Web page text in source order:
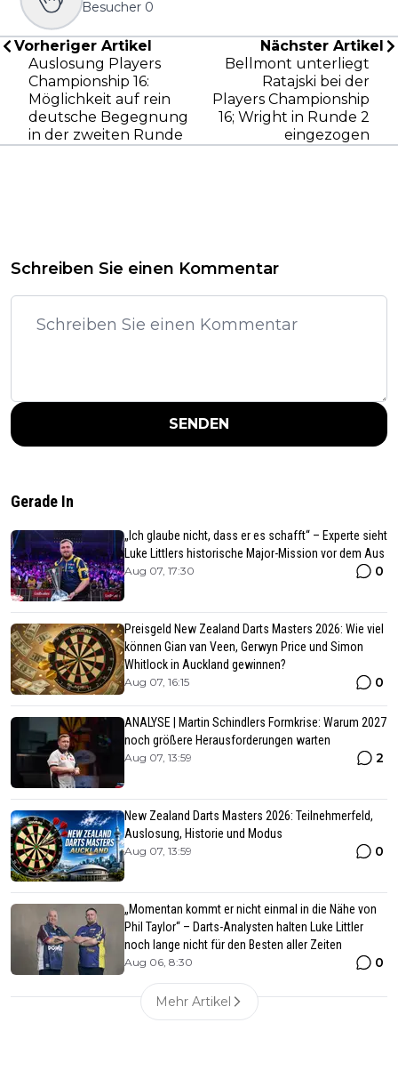
Besucher 0
Vorheriger Artikel
Auslosung Players
Championship 16:
Möglichkeit auf rein
deutsche Begegnung
in der zweiten Runde
Nächster Artikel
Bellmont unterliegt
Ratajski bei der
Players Championship
16; Wright in Runde 2
eingezogen
Schreiben Sie einen Kommentar
SENDEN
Gerade In
„Ich glaube nicht, dass er es schafft“ – Experte sieht
Luke Littlers historische Major-Mission vor dem Aus
Aug 07, 17:30 0
Preisgeld New Zealand Darts Masters 2026: Wie viel
können Gian van Veen, Gerwyn Price und Simon
Whitlock in Auckland gewinnen?
Aug 07, 16:15 0
ANALYSE | Martin Schindlers Formkrise: Warum 2027
noch größere Herausforderungen warten
Aug 07, 13:59 2
New Zealand Darts Masters 2026: Teilnehmerfeld,
Auslosung, Historie und Modus
Aug 07, 13:59 0
„Momentan kommt er nicht einmal in die Nähe von
Phil Taylor“ – Darts-Analysten halten Luke Littler
noch lange nicht für den Besten aller Zeiten
Aug 06, 8:30 0
Mehr Artikel